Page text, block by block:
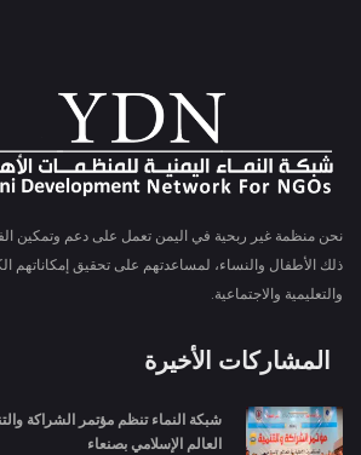
نحن منظمة غير ربحية في اليمن تعمل على دعم وتمكين
ذلك الأطفال والنساء، لمساعدتهم على تحقيق إمكاناتهم
والتعليمية والاجتماعية.
المشاركات الأخيرة
شبكة النماء تنظم مؤتمر الشراكة
العالم الإسلامي بصنعاء